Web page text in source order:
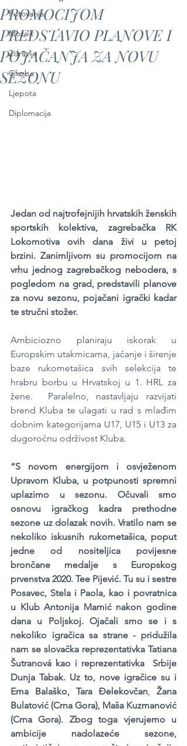
Putovanja
Mozaik
Zdravlje
Glazba
Ljepota
Diplomacija
PROMOCIJOM
PREDSTAVIO PLANOVE I
POJAČANJA ZA NOVU
SEZONU
Jedan od najtrofejnijih hrvatskih ženskih
sportskih kolektiva, zagrebačka RK
Lokomotiva ovih dana živi u petoj
brzini. Zanimljivom su promocijom na
vrhu jednog zagrebačkog nebodera, s
pogledom na grad, predstavili planove
za novu sezonu, pojačani igrački kadar
te stručni stožer.
Ambiciozno planiraju iskorak u
Europskim utakmicama, jačanje i širenje
baze rukometašica svih selekcija te
hrabru borbu u Hrvatskoj u 1. HRL za
žene.  Paralelno, nastavljaju razvijati
brend Kluba te ulagati u rad s mlađim
dobnim kategorijama U17, U15 i U13 za
dugoročnu održivost Kluba.
“S novom energijom i osvježenom
Upravom Kluba, u potpunosti spremni
uplazimo u sezonu. Očuvali smo
osnovu igračkog kadra prethodne
sezone uz dolazak novih. Vratilo nam se
nekoliko iskusnih rukometašica, poput
jedne od nositeljica povijesne
brončane medalje s Europskog
prvenstva 2020. Tee Pijević. Tu su i sestre
Posavec, Stela i Paola, kao i povratnica
u Klub Antonija Mamić nakon godine
dana u Poljskoj. Ojačali smo se i s
nekoliko igračica sa strane - pridužila
nam se slovačka reprezentativka Tatiana
Šutranová kao i reprezentativka  Srbije
Dunja Tabak. Uz to, nove igračice su i
Ema Balaško, Tara Đelekovčan, Žana
Bulatović (Crna Gora), Maša Kuzmanović
(Crna Gora). Zbog toga vjerujemo u
ambicije nadolazeće sezone,